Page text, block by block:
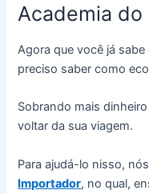
Academia
Agora que você já
preciso saber como
Sobrando mais
voltar da sua viagem.
Para ajudá-lo nisso,
Importador, no qual,